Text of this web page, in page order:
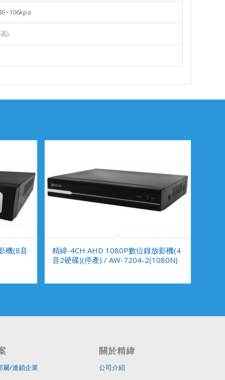
)
機(8音
精緯-4CH AHD 1080P數位錄放影機(4
音2硬碟)(停產) / AW-7204-2(1080N)
屬/連鎖企業
關於精緯
公司介紹